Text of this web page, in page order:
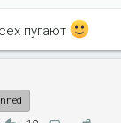
пугают